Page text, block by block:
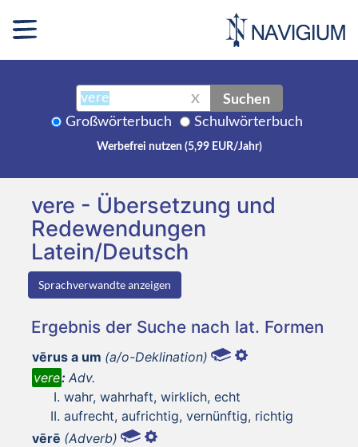
X Suchen
Großwörterbuch Schulwörterbuch
Werbefrei nutzen (5,99 EUR/Jahr)
vere - Übersetzung und
Redewendungen
Latein/Deutsch
Sprachverwandte anzeigen
Ergebnis der Suche nach lat. Formen
vērus a um (a/o-Deklination)
vere: Adv.
wahr, wahrhaft, wirklich, echt
aufrecht, aufrichtig, vernünftig, richtig
vērē (Adverb)